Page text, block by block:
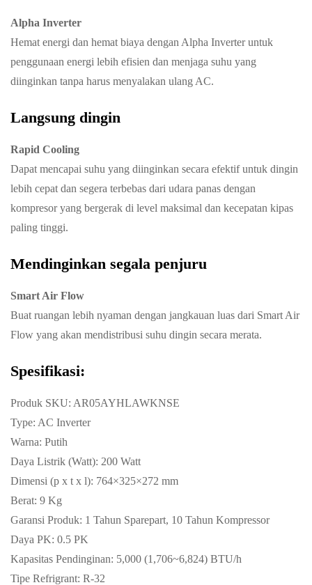
Alpha Inverter
Hemat energi dan hemat biaya dengan Alpha Inverter untuk
penggunaan energi lebih efisien dan menjaga suhu yang
diinginkan tanpa harus menyalakan ulang AC.
Langsung dingin
Rapid Cooling
Dapat mencapai suhu yang diinginkan secara efektif untuk dingin
lebih cepat dan segera terbebas dari udara panas dengan
kompresor yang bergerak di level maksimal dan kecepatan kipas
paling tinggi.
Mendinginkan segala penjuru
Smart Air Flow
Buat ruangan lebih nyaman dengan jangkauan luas dari Smart Air
Flow yang akan mendistribusi suhu dingin secara merata.
Spesifikasi:
Produk SKU: AR05AYHLAWKNSE
Type: AC Inverter
Warna: Putih
Daya Listrik (Watt): 200 Watt
Dimensi (p x t x l): 764×325×272 mm
Berat: 9 Kg
Garansi Produk: 1 Tahun Sparepart, 10 Tahun Kompressor
Daya PK: 0.5 PK
Kapasitas Pendinginan: 5,000 (1,706~6,824) BTU/h
Tipe Refrigrant: R-32